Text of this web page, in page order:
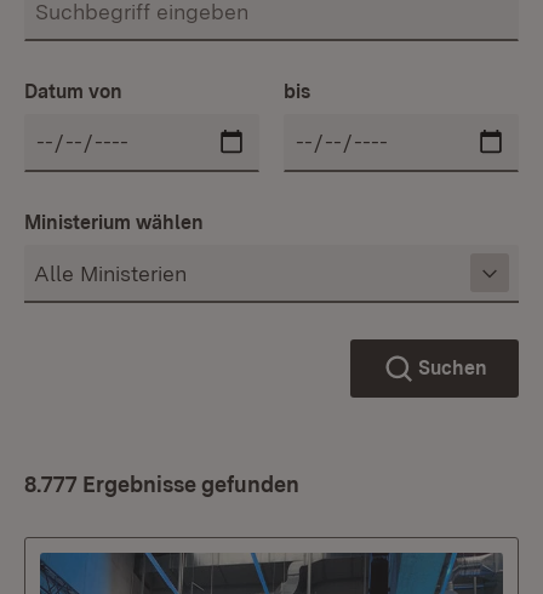
Datum von bis
Ministerium wählen
Suchen
8.777 Ergebnisse gefunden